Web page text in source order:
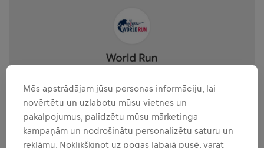
Mēs apstrādājam jūsu personas informāciju, lai
novērtētu un uzlabotu mūsu vietnes un
pakalpojumus, palīdzētu mūsu mārketinga
kampaņām un nodrošinātu personalizētu saturu un
reklāmu. Noklikšķinot uz pogas labajā pusē, varat